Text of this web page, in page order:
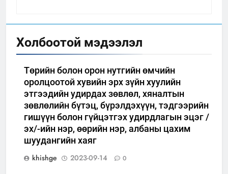
Холбоотой мэдээлэл
Төрийн болон орон нутгийн өмчийн
оролцоотой хувийн эрх зүйн хуулийн
этгээдийн удирдах зөвлөл, хяналтын
зөвлөлийн бүтэц, бүрэлдэхүүн, тэдгээрийн
гишүүн болон гүйцэтгэх удирдлагын эцэг /
эх/-ийн нэр, өөрийн нэр, албаны цахим
шуудангийн хаяг
khishge
2023-09-14 0